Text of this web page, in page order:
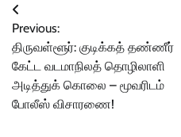
Post
navigation
Previous:
திருவள்ளூர்: குடிக்கத் தண்ணீர்
கேட்ட வடமாநிலத் தொழிலாளி
அடித்துக் கொலை – மூவரிடம்
போலீஸ் விசாரணை!